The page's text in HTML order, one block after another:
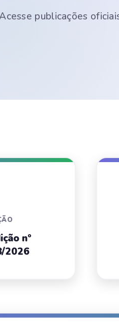
publicações
nº
2026